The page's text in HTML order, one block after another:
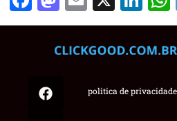
politica de privacidade